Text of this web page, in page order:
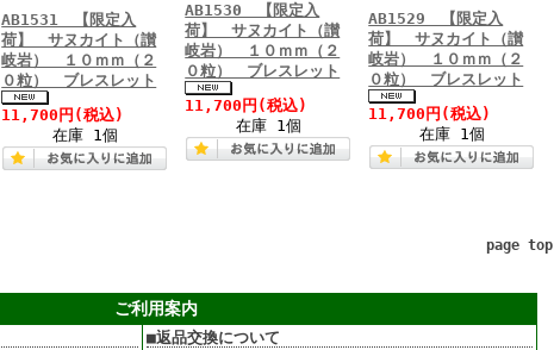
AB1531 【限定入
荷】 サヌカイト（讃
岐岩） １０ｍｍ（２
０粒） ブレスレット
11,700円 (税込)
在庫 1個
AB1530 【限定入
荷】 サヌカイト（讃
岐岩） １０ｍｍ（２
０粒） ブレスレット
11,700円 (税込)
在庫 1個
AB1529 【限定入
荷】 サヌカイト（讃
岐岩） １０ｍｍ（２
０粒） ブレスレット
11,700円 (税込)
在庫 1個
page top
ご利用案内
■返品交換について